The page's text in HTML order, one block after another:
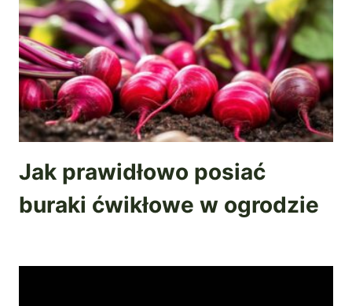
Jak prawidłowo posiać
buraki ćwikłowe w ogrodzie